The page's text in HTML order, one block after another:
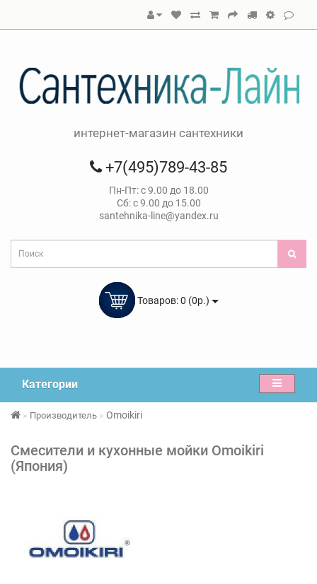
интернет-магазин сантехники
+7(495)789-43-85
Пн-Пт: с 9.00 до 18.00
Сб: с 9.00 до 15.00
santehnika-line@yandex.ru
Товаров: 0 (0р.)
Категории
Производитель Omoikiri
Смесители и кухонные мойки Omoikiri
(Япония)